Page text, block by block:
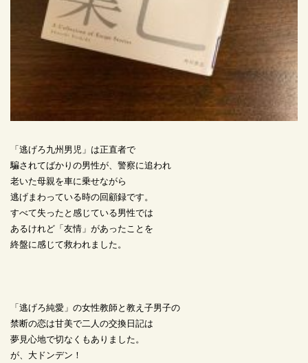
「逃げろ九州男児」は正直者で
騙されてばかりの男性が、警察に追われ
老いた母親を車に乗せながら
逃げまわっている時の回顧録です。
すべて失ったと感じている男性では
あるけれど「友情」があったことを
終盤に感じて救われました。
「逃げろ純愛」の女性教師と教え子男子の
禁断の恋は甘美で二人の交換日記は
夢見心地で切なくもありました。
が、大ドンデン！